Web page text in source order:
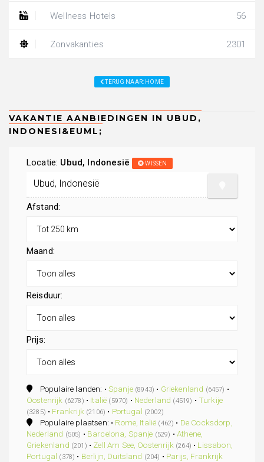
Wellness Hotels 56
Zonvakanties 2301
TERUG NAAR: HOME
Locatie: Ubud, Indonesië WISSEN
Afstand:
Maand:
Reisduur:
Prijs:
Populaire landen: •Spanje (8943) • Griekenland (6457) •
Oostenrijk (6278) • Italië (5970) • Nederland (4519) • Turkije
(3285) • Frankrijk (2106) • Portugal (2002)
Populaire plaatsen: • Rome, Italië (462) • De Cocksdorp,
Nederland (505) • Barcelona, Spanje (529) •Athene,
Griekenland (201) • Zell Am See, Oostenrijk (264) • Lissabon,
Portugal (378) • Berlijn, Duitsland (204) • Parijs, Frankrijk